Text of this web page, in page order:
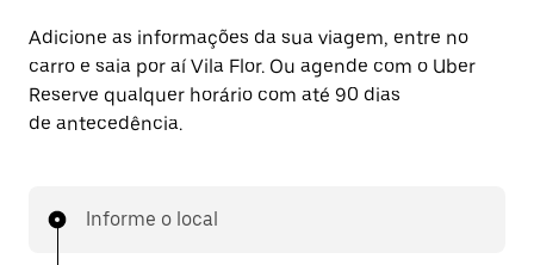
Adicione as informações da sua viagem, entre no
carro e saia por aí Vila Flor. Ou agende com o Uber
Reserve qualquer horário com até 90 dias
de antecedência.
Informe o local